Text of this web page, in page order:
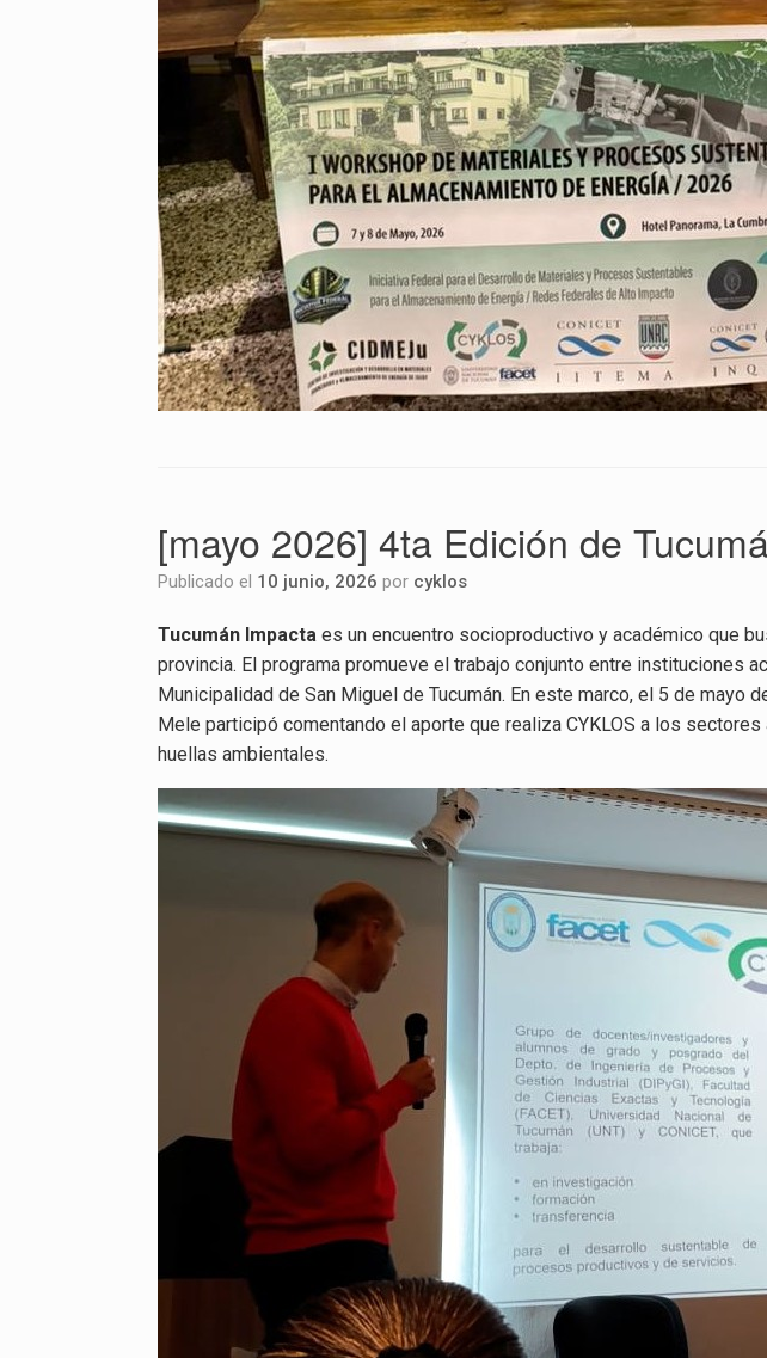
[mayo 2026] 4ta Edición de
Publicado el 10 junio, 2026 por cyklos
Tucumán Impacta es un encuentro socioproductivo y académico que
provincia. El programa promueve el trabajo conjunto entre
Municipalidad de San Miguel de Tucumán. En este marco, el 5 de mayo
Mele participó comentando el aporte que realiza CYKLOS a los
huellas ambientales.